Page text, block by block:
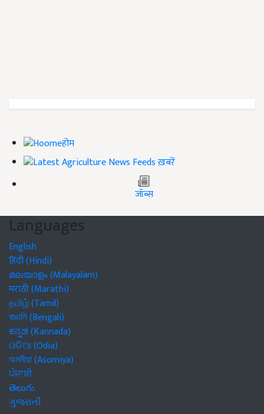
होम
ख़बरें
जॉब्स
Languages
English
हिंदी (Hindi)
മലയാളം (Malayalam)
मराठी (Marathi)
தமிழ் (Tamil)
বাঙালি (Bengali)
ಕನ್ನಡ (Kannada)
ଓଡିଆ (Odia)
অসমীয়া (Asomiya)
ਪੰਜਾਬੀ
తెలుగు
ગુજરાતી